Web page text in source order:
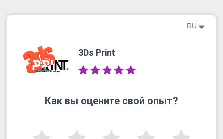
RU
3Ds Print
Как вы оцените свой опыт?